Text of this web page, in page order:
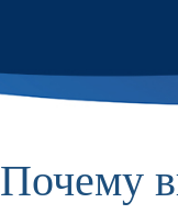
Почему